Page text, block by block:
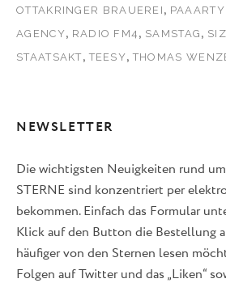
OTTAKRINGER BRAUEREI ,
AGENCY, RADIO FM4 , SAMSTAG ,
STAATSAKT,TEESY,THOMAS
NEWSLETTER
Die wichtigsten Neuigkeiten rund
STERNE sind konzentriert per
bekommen. Einfach das Formular
Klick auf den Button die Bestellung
häufiger von den Sternen lesen
Folgen auf Twitter und das „Liken“